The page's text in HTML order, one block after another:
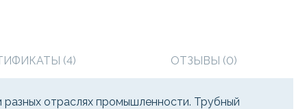
(4) ОТЗЫВЫ (0)
отраслях промышленности. Трубный